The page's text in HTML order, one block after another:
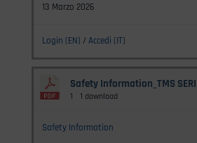
13 Marzo 2026
Login (EN) /Accedi (IT)
Safety Information_TMS
1 1 download
Safety Information